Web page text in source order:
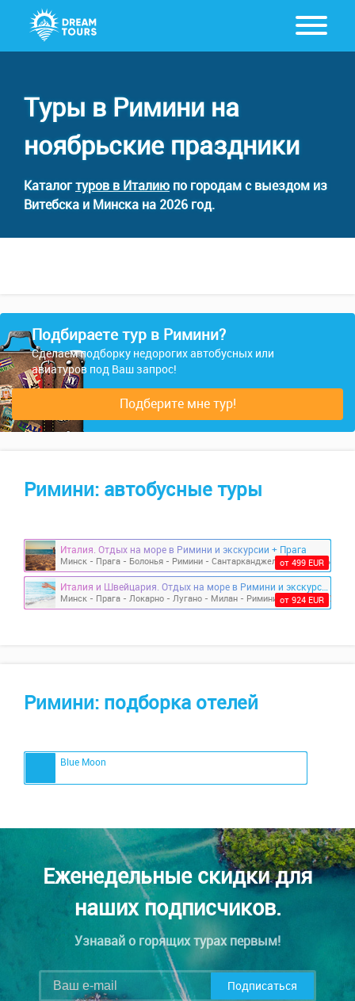
Туры в Римини на
ноябрьские праздники
Каталогтуров в Италию по городам с выездом из
Витебска и Минска на 2026 год.
Подбираете тур в Римини?
Сделаем подборку недорогих автобусных или
авиатуров под Ваш запрос!
Подберите мне тур!
Римини: автобусные туры
Италия. Отдых на море в Римини и экскурсии + Прага
от 499 EUR
от 924 EUR
Римини: подборка отелей
Blue Moon
Еженедельные скидки для
наших подписчиков.
Узнавай о горящих турах первым!
Подписаться